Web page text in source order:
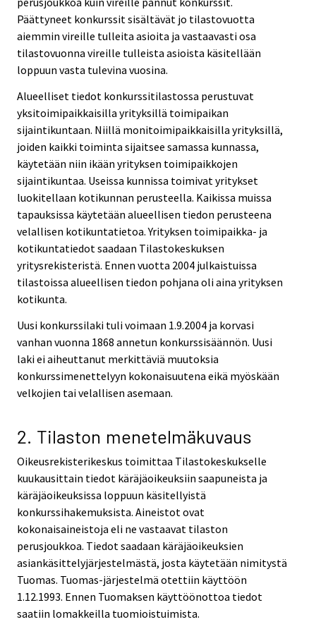
Päättyneet konkurssit sisältävät jo tilastovuotta
aiemmin vireille tulleita asioita ja vastaavasti osa
tilastovuonna vireille tulleista asioista käsitellään
loppuun vasta tulevina vuosina.
Alueelliset tiedot konkurssitilastossa perustuvat
yksitoimipaikkaisilla yrityksillä toimipaikan
sijaintikuntaan. Niillä monitoimipaikkaisilla yrityksillä,
joiden kaikki toiminta sijaitsee samassa kunnassa,
käytetään niin ikään yrityksen toimipaikkojen
sijaintikuntaa. Useissa kunnissa toimivat yritykset
luokitellaan kotikunnan perusteella. Kaikissa muissa
tapauksissa käytetään alueellisen tiedon perusteena
velallisen kotikuntatietoa. Yrityksen toimipaikka- ja
kotikuntatiedot saadaan Tilastokeskuksen
yritysrekisteristä. Ennen vuotta 2004 julkaistuissa
tilastoissa alueellisen tiedon pohjana oli aina yrityksen
kotikunta.
Uusi konkurssilaki tuli voimaan 1.9.2004 ja korvasi
vanhan vuonna 1868 annetun konkurssisäännön. Uusi
laki ei aiheuttanut merkittäviä muutoksia
konkurssimenettelyyn kokonaisuutena eikä myöskään
velkojien tai velallisen asemaan.
2. Tilaston menetelmäkuvaus
Oikeusrekisterikeskus toimittaa Tilastokeskukselle
kuukausittain tiedot käräjäoikeuksiin saapuneista ja
käräjäoikeuksissa loppuun käsitellyistä
konkurssihakemuksista. Aineistot ovat
kokonaisaineistoja eli ne vastaavat tilaston
perusjoukkoa. Tiedot saadaan käräjäoikeuksien
asiankäsittelyjärjestelmästä, josta käytetään nimitystä
Tuomas. Tuomas-järjestelmä otettiin käyttöön
1.12.1993. Ennen Tuomaksen käyttöönottoa tiedot
saatiin lomakkeilla tuomioistuimista.